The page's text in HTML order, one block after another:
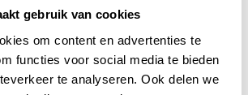
gebruik van cookies
om content en advertenties te
functies voor social media te bieden
te analyseren. Ook delen we